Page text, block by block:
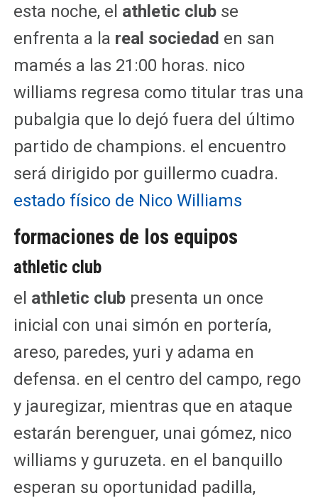
esta noche, el athletic clubse
enfrenta a la real sociedad en san
mamés a las 21:00 horas. nico
williams regresa como titular tras una
pubalgia que lo dejó fuera del último
partido de champions. el encuentro
será dirigido por guillermo cuadra.
estado físico de Nico Williams
formaciones de los equipos
athletic club
el athletic clubpresenta un once
inicial con unai simón en portería,
areso, paredes, yuri y adama en
defensa. en el centro del campo, rego
y jauregizar, mientras que en ataque
estarán berenguer, unai gómez, nico
williams y guruzeta. en el banquillo
esperan su oportunidad padilla,